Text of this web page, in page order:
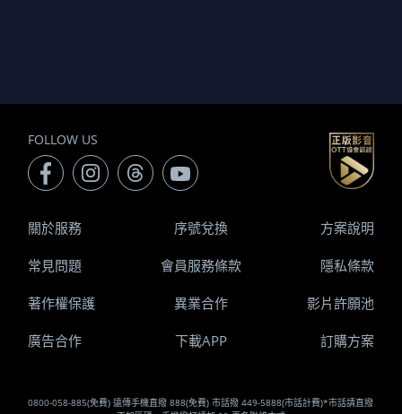
FOLLOW US
0800-058-885(免費) 遠傳手機直撥 888(免費) 市話撥 449-5888(市話計費)*市話請直撥
關於服務 序號兌換 方案說明
常見問題 會員服務條款 隱私條款
著作權保護 異業合作 影片許願池
廣告合作 下載APP 訂購方案